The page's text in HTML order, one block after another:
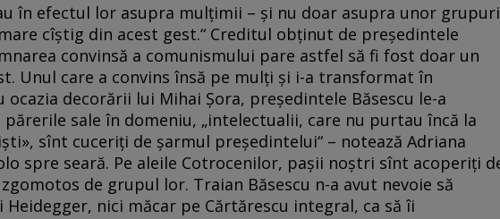
în efectul lor asupra mulţimii – şi nu doar asupra unor grupuri
cîştig din acest gest.“ Creditul obţinut de preşedintele
convinsă a comunismului pare astfel să fi fost doar un
Unul care a convins însă pe mulţi şi i-a transformat în
ocazia decorării lui Mihai Şora, preşedintele Băsescu le-a
sale în domeniu, „intelectualii, care nu purtau încă la
sînt cuceriţi de şarmul preşedintelui“ – notează Adriana
spre seară. Pe aleile Cotrocenilor, paşii noştri sînt acoperiţi
de grupul lor. Traian Băsescu n-a avut nevoie să
Heidegger, nici măcar pe Cărtărescu integral, ca să îi